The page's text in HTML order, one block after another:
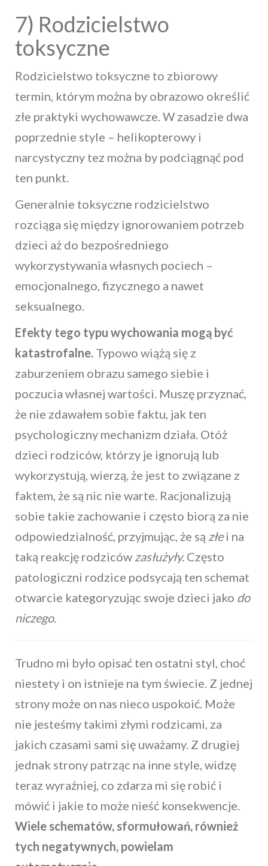
7) Rodzicielstwo
toksyczne
Rodzicielstwo toksyczne to zbiorowy
termin, którym można by obrazowo określić
złe praktyki wychowawcze. W zasadzie dwa
poprzednie style – helikopterowy i
narcystyczny tez można by podciągnąć pod
ten punkt.
Generalnie toksyczne rodzicielstwo
rozciąga się między ignorowaniem potrzeb
dzieci aż do bezpośredniego
wykorzystywania własnych pociech –
emocjonalnego, fizycznego a nawet
seksualnego.
Efekty tego typu wychowania mogą być
katastrofalne. Typowo wiążą się z
zaburzeniem obrazu samego siebie i
poczucia własnej wartości. Muszę przyznać,
że nie zdawałem sobie faktu, jak ten
psychologiczny mechanizm działa. Otóż
dzieci rodziców, którzy je ignorują lub
wykorzystują, wierzą, że jest to związane z
faktem, że są nic nie warte. Racjonalizują
sobie takie zachowanie i często biorą za nie
odpowiedzialność, przyjmując, że są złei na
taką reakcję rodziców zasłużyły. Często
patologiczni rodzice podsycają ten schemat
otwarcie kategoryzując swoje dzieci jako do
niczego.
Trudno mi było opisać ten ostatni styl, choć
niestety i on istnieje na tym świecie. Z jednej
strony może on nas nieco uspokoić. Może
nie jesteśmy takimi złymi rodzicami, za
jakich czasami sami się uważamy. Z drugiej
jednak strony patrząc na inne style, widzę
teraz wyraźniej, co zdarza mi się robić i
mówić i jakie to może nieść konsekwencje.
Wiele schematów, sformułowań, również
tych negatywnych, powielam